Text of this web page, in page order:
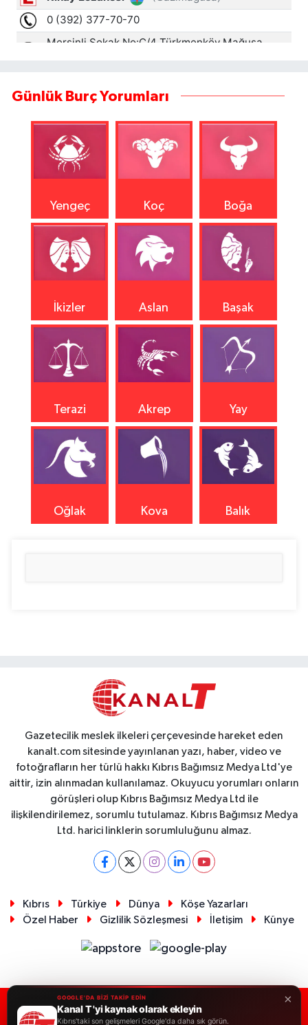
Günlük Burç Yorumları
Yengeç Koç Boğa
İkizler Aslan Başak
Terazi Akrep Yay
Oğlak Kova Balık
Gazetecilik meslek ilkeleri çerçevesinde hareket eden
kanalt.com sitesinde yayınlanan yazı, haber, video ve
fotoğrafların her türlü hakkı Kıbrıs Bağımsız Medya Ltd'ye
aittir, izin alınmadan kullanılamaz. Okuyucu yorumları onların
görüşleri olup Kıbrıs Bağımsız Medya Ltd ile
ilişkilendirilemez, sorumlu tutulamaz. Kıbrıs Bağımsız Medya
Ltd. harici linklerin sorumluluğunu almaz.
Kıbrıs Türkiye Dünya
Köşe Yazarları
Özel Haber
Gizlilik Sözleşmesi İletişim Künye
RSS Copyright © 2026. Her hakkı saklıdır.
×
GOOGLE'DA BİZİ TAKİP EDİN
Kanal T 'yi kaynak olarak ekleyin
Kıbrıs'taki son gelişmeleri Google'da daha sık görün.